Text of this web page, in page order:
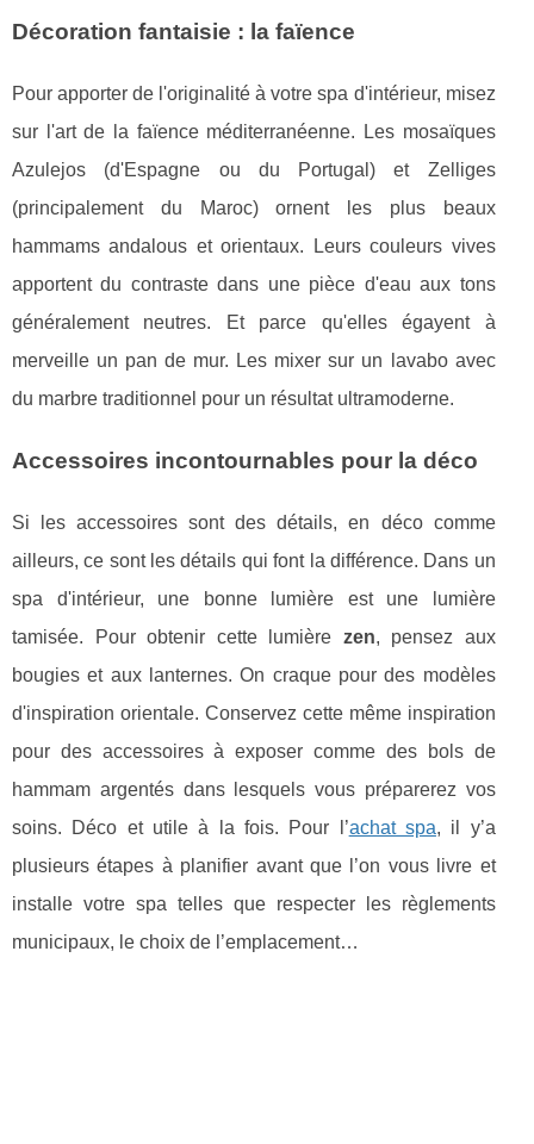
Décoration fantaisie : la faïence
Pour apporter de l'originalité à votre spa d'intérieur, misez
sur l'art de la faïence méditerranéenne. Les mosaïques
Azulejos (d'Espagne ou du Portugal) et Zelliges
(principalement du Maroc) ornent les plus beaux
hammams andalous et orientaux. Leurs couleurs vives
apportent du contraste dans une pièce d'eau aux tons
généralement neutres. Et parce qu'elles égayent à
merveille un pan de mur. Les mixer sur un lavabo avec
du marbre traditionnel pour un résultat ultramoderne.
Accessoires incontournables pour la déco
Si les accessoires sont des détails, en déco comme
ailleurs, ce sont les détails qui font la différence. Dans un
spa d'intérieur, une bonne lumière est une lumière
tamisée. Pour obtenir cette lumière zen, pensez aux
bougies et aux lanternes. On craque pour des modèles
d'inspiration orientale. Conservez cette même inspiration
pour des accessoires à exposer comme des bols de
hammam argentés dans lesquels vous préparerez vos
soins. Déco et utile à la fois. Pour l’achat spa, il y’a
plusieurs étapes à planifier avant que l’on vous livre et
installe votre spa telles que respecter les règlements
municipaux, le choix de l’emplacement…